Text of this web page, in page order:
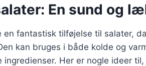
En sund og
en fantastisk tilføjelse til salater,
kan bruges i både kolde og
Her er nogle ideer